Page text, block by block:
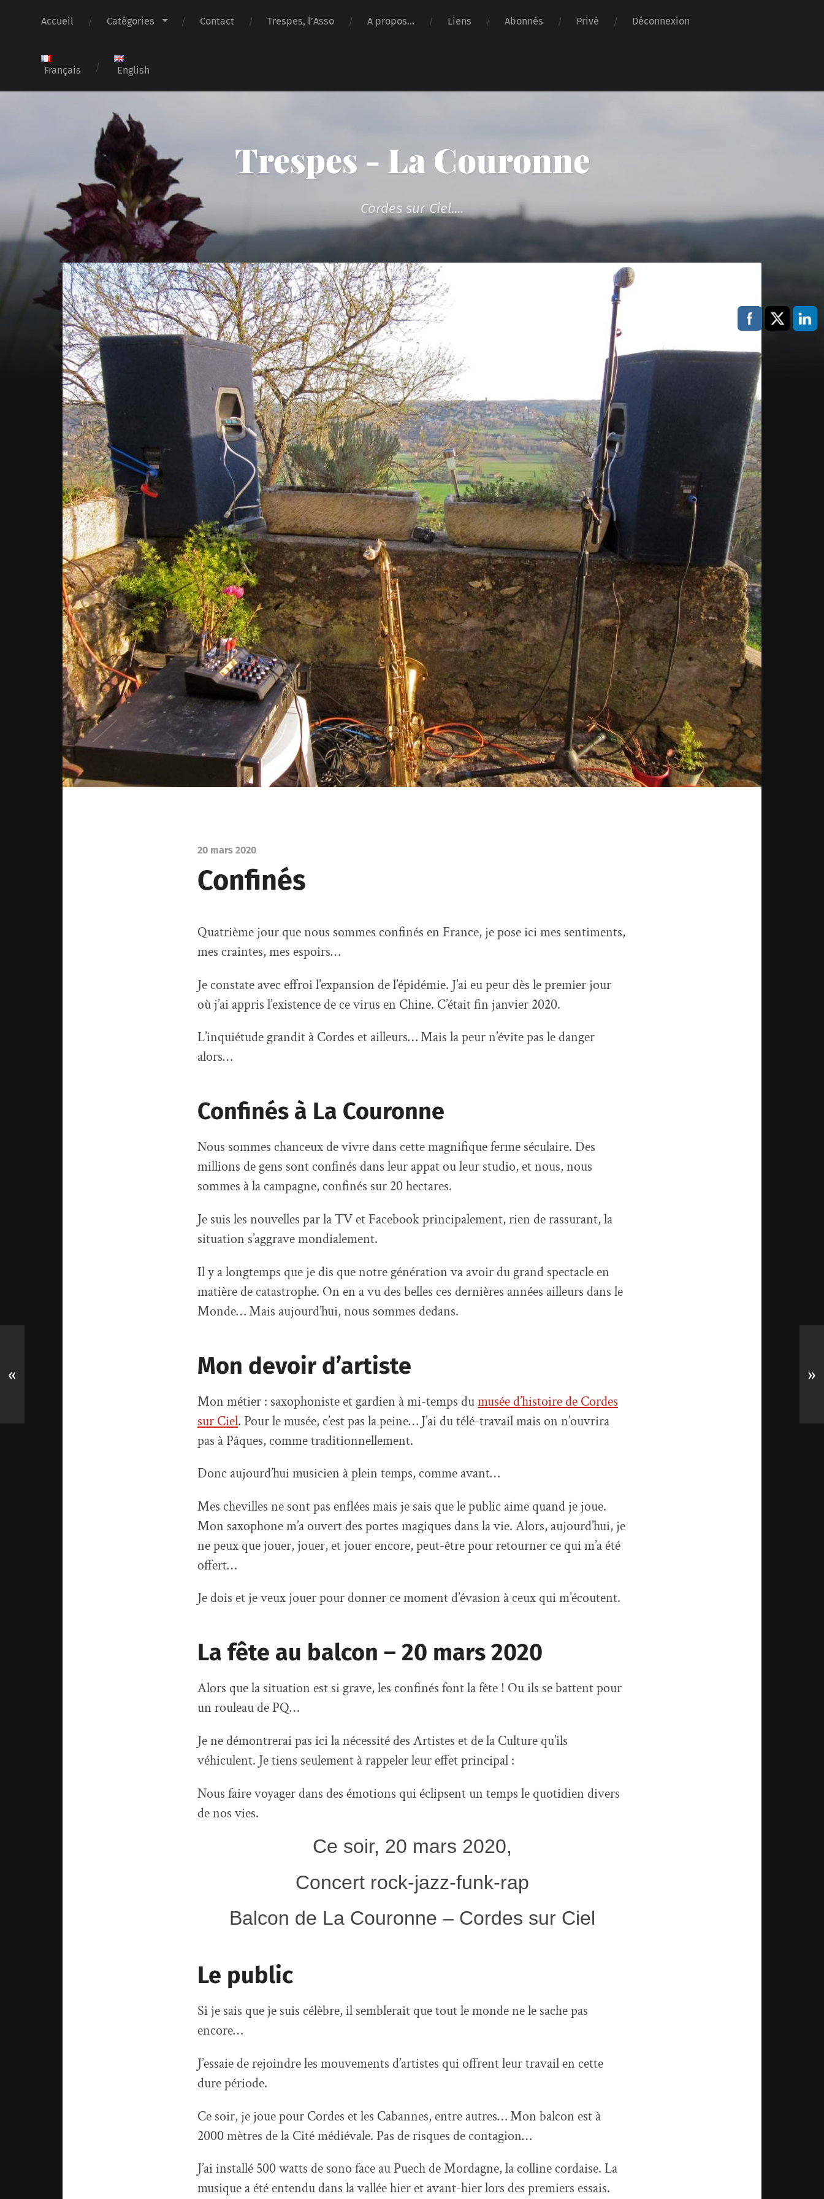
Accueil Catégories Contact Trespes, l’Asso A propos… Liens Abonnés Privé Déconnexion
Français English
Trespes - La Couronne
Cordes sur Ciel....
20 mars 2020
Confinés
Quatrième jour que nous sommes confinés en France, je pose ici mes sentiments,
mes craintes, mes espoirs…
Je constate avec effroi l’expansion de l’épidémie. J’ai eu peur dès le premier jour
où j’ai appris l’existence de ce virus en Chine. C’était fin janvier 2020.
L’inquiétude grandit à Cordes et ailleurs… Mais la peur n’évite pas le danger
alors…
Confinés à La Couronne
Nous sommes chanceux de vivre dans cette magnifique ferme séculaire. Des
millions de gens sont confinés dans leur appat ou leur studio, et nous, nous
sommes à la campagne, confinés sur 20 hectares.
Je suis les nouvelles par la TV et Facebook principalement, rien de rassurant, la
situation s’aggrave mondialement.
Il y a longtemps que je dis que notre génération va avoir du grand spectacle en
matière de catastrophe. On en a vu des belles ces dernières années ailleurs dans le
Monde… Mais aujourd’hui, nous sommes dedans.
Mon devoir d’artiste
Mon métier : saxophoniste et gardien à mi-temps dumusée d’histoire de Cordes
sur Ciel. Pour le musée, c’est pas la peine… J’ai du télé-travail mais on n’ouvrira
pas à Pâques, comme traditionnellement.
Donc aujourd’hui musicien à plein temps, comme avant…
Mes chevilles ne sont pas enflées mais je sais que le public aime quand je joue.
Mon saxophone m’a ouvert des portes magiques dans la vie. Alors, aujourd’hui, je
ne peux que jouer, jouer, et jouer encore, peut-être pour retourner ce qui m’a été
offert…
Je dois et je veux jouer pour donner ce moment d’évasion à ceux qui m’écoutent.
La fête au balcon – 20 mars 2020
Alors que la situation est si grave, les confinés font la fête ! Ou ils se battent pour
un rouleau de PQ…
Je ne démontrerai pas ici la nécessité des Artistes et de la Culture qu’ils
véhiculent. Je tiens seulement à rappeler leur effet principal :
Nous faire voyager dans des émotions qui éclipsent un temps le quotidien divers
de nos vies.
Ce soir, 20 mars 2020,
Concert rock-jazz-funk-rap
Balcon de La Couronne – Cordes sur Ciel
Le public
Si je sais que je suis célèbre, il semblerait que tout le monde ne le sache pas
encore…
J’essaie de rejoindre les mouvements d’artistes qui offrent leur travail en cette
dure période.
Ce soir, je joue pour Cordes et les Cabannes, entre autres… Mon balcon est à
2000 mètres de la Cité médiévale. Pas de risques de contagion…
J’ai installé 500 watts de sono face au Puech de Mordagne, la colline cordaise. La
musique a été entendu dans la vallée hier et avant-hier lors des premiers essais.
« »